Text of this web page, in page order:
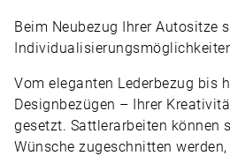
Beim Neubezug Ihrer Autositze
Vom eleganten Lederbezug bis
Designbezügen – Ihrer
gesetzt. Sattlerarbeiten können
Wünsche zugeschnitten